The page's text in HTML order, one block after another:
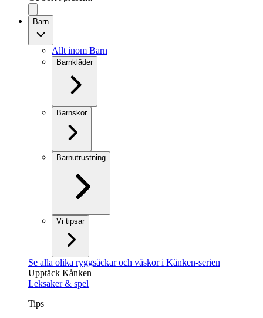
Barn
Allt inom Barn
Barnkläder
Barnskor
Barnutrustning
Vi tipsar
Se alla olika ryggsäckar och väskor i Kånken-serien
Upptäck Kånken
Leksaker & spel
Tips